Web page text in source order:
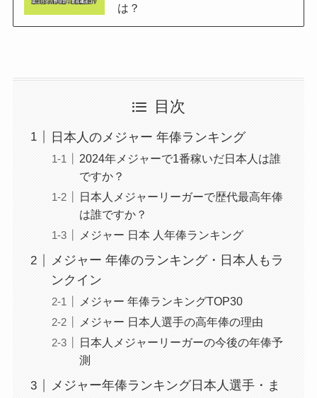
は？
目次
日本人のメジャー 年俸ランキング
2024年メジャーで1番稼いだ日本人は誰
ですか？
日本人メジャーリーガーで歴代最高年俸
は誰ですか？
メジャー 日本 人年俸ランキング
メジャー 年俸のランキング・日本人もラ
ンクイン
メジャー 年俸ランキングTOP30
メジャー 日本人選手の高年俸の理由
日本人メジャーリーガーの今後の年俸予
測
メジャー年俸ランキング日本人選手・ま